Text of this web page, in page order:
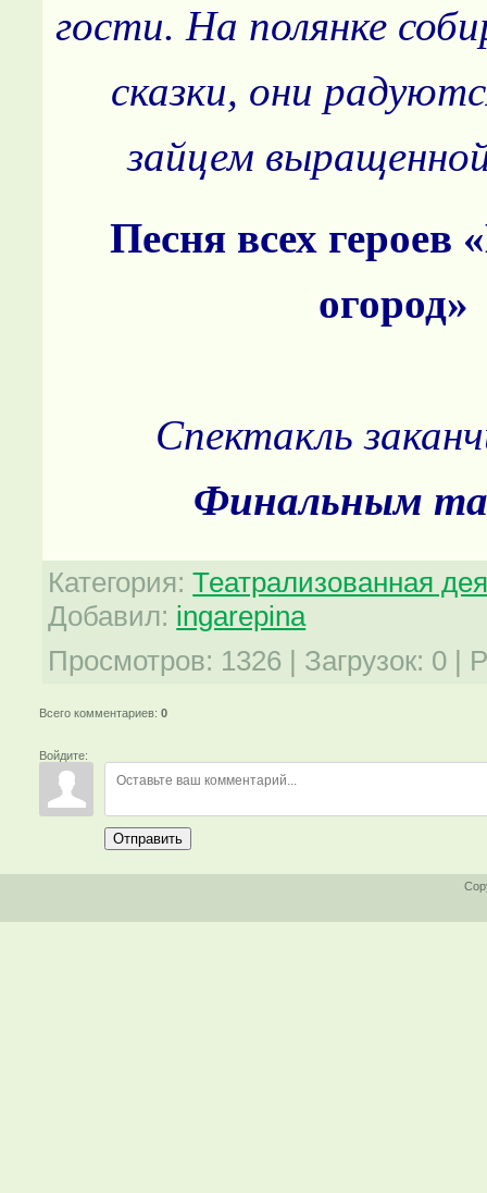
гости. На полянке
сказки, они
зайцем
Песня всех героев
огород»
Спектакль
Финальным
Категория: Театрализованная
Добавил: ingarepina
Просмотров: 1326 | Загрузок: 0 |
Всего комментариев:0
Войдите:
Отправить